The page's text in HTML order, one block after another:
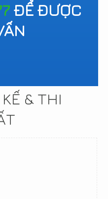
ĐỂ ĐƯỢC
& THI